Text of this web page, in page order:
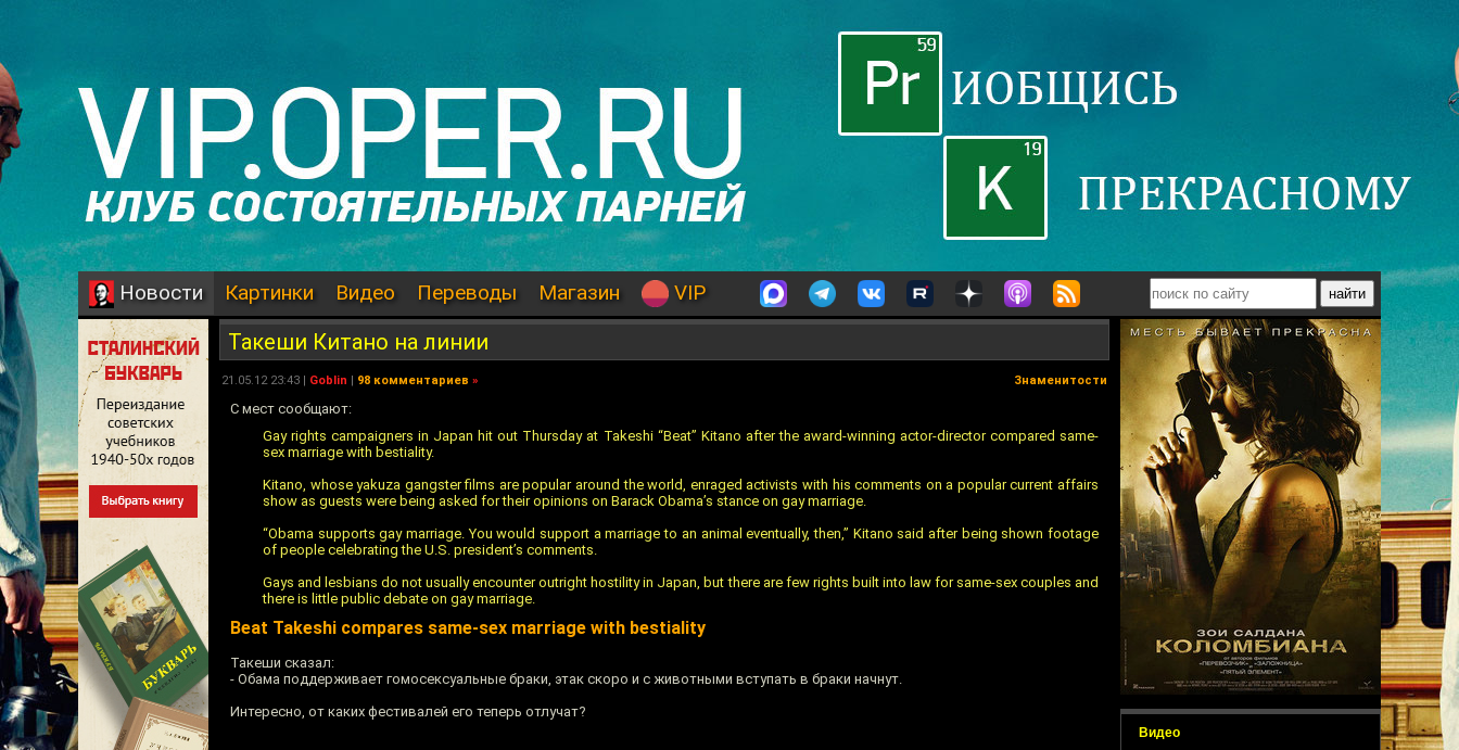
Новости Картинки Видео Переводы Магазин VIP
Видео
Такеши Китано на линии
21.05.12 23:43 | Goblin | 98 комментариев » Знаменитости
С мест сообщают:
Gay rights campaigners in Japan hit out Thursday at Takeshi “Beat” Kitano after the award-winning actor-director compared same-
sex marriage with bestiality.
Kitano, whose yakuza gangster films are popular around the world, enraged activists with his comments on a popular current affairs
show as guests were being asked for their opinions on Barack Obama’s stance on gay marriage.
“Obama supports gay marriage. You would support a marriage to an animal eventually, then,” Kitano said after being shown footage
of people celebrating the U.S. president’s comments.
Gays and lesbians do not usually encounter outright hostility in Japan, but there are few rights built into law for same-sex couples and
there is little public debate on gay marriage.
Beat Takeshi compares same-sex marriage with bestiality
Такеши сказал:
- Обама поддерживает гомосексуальные браки, этак скоро и с животными вступать в браки начнут.
Интересно, от каких фестивалей его теперь отлучат?